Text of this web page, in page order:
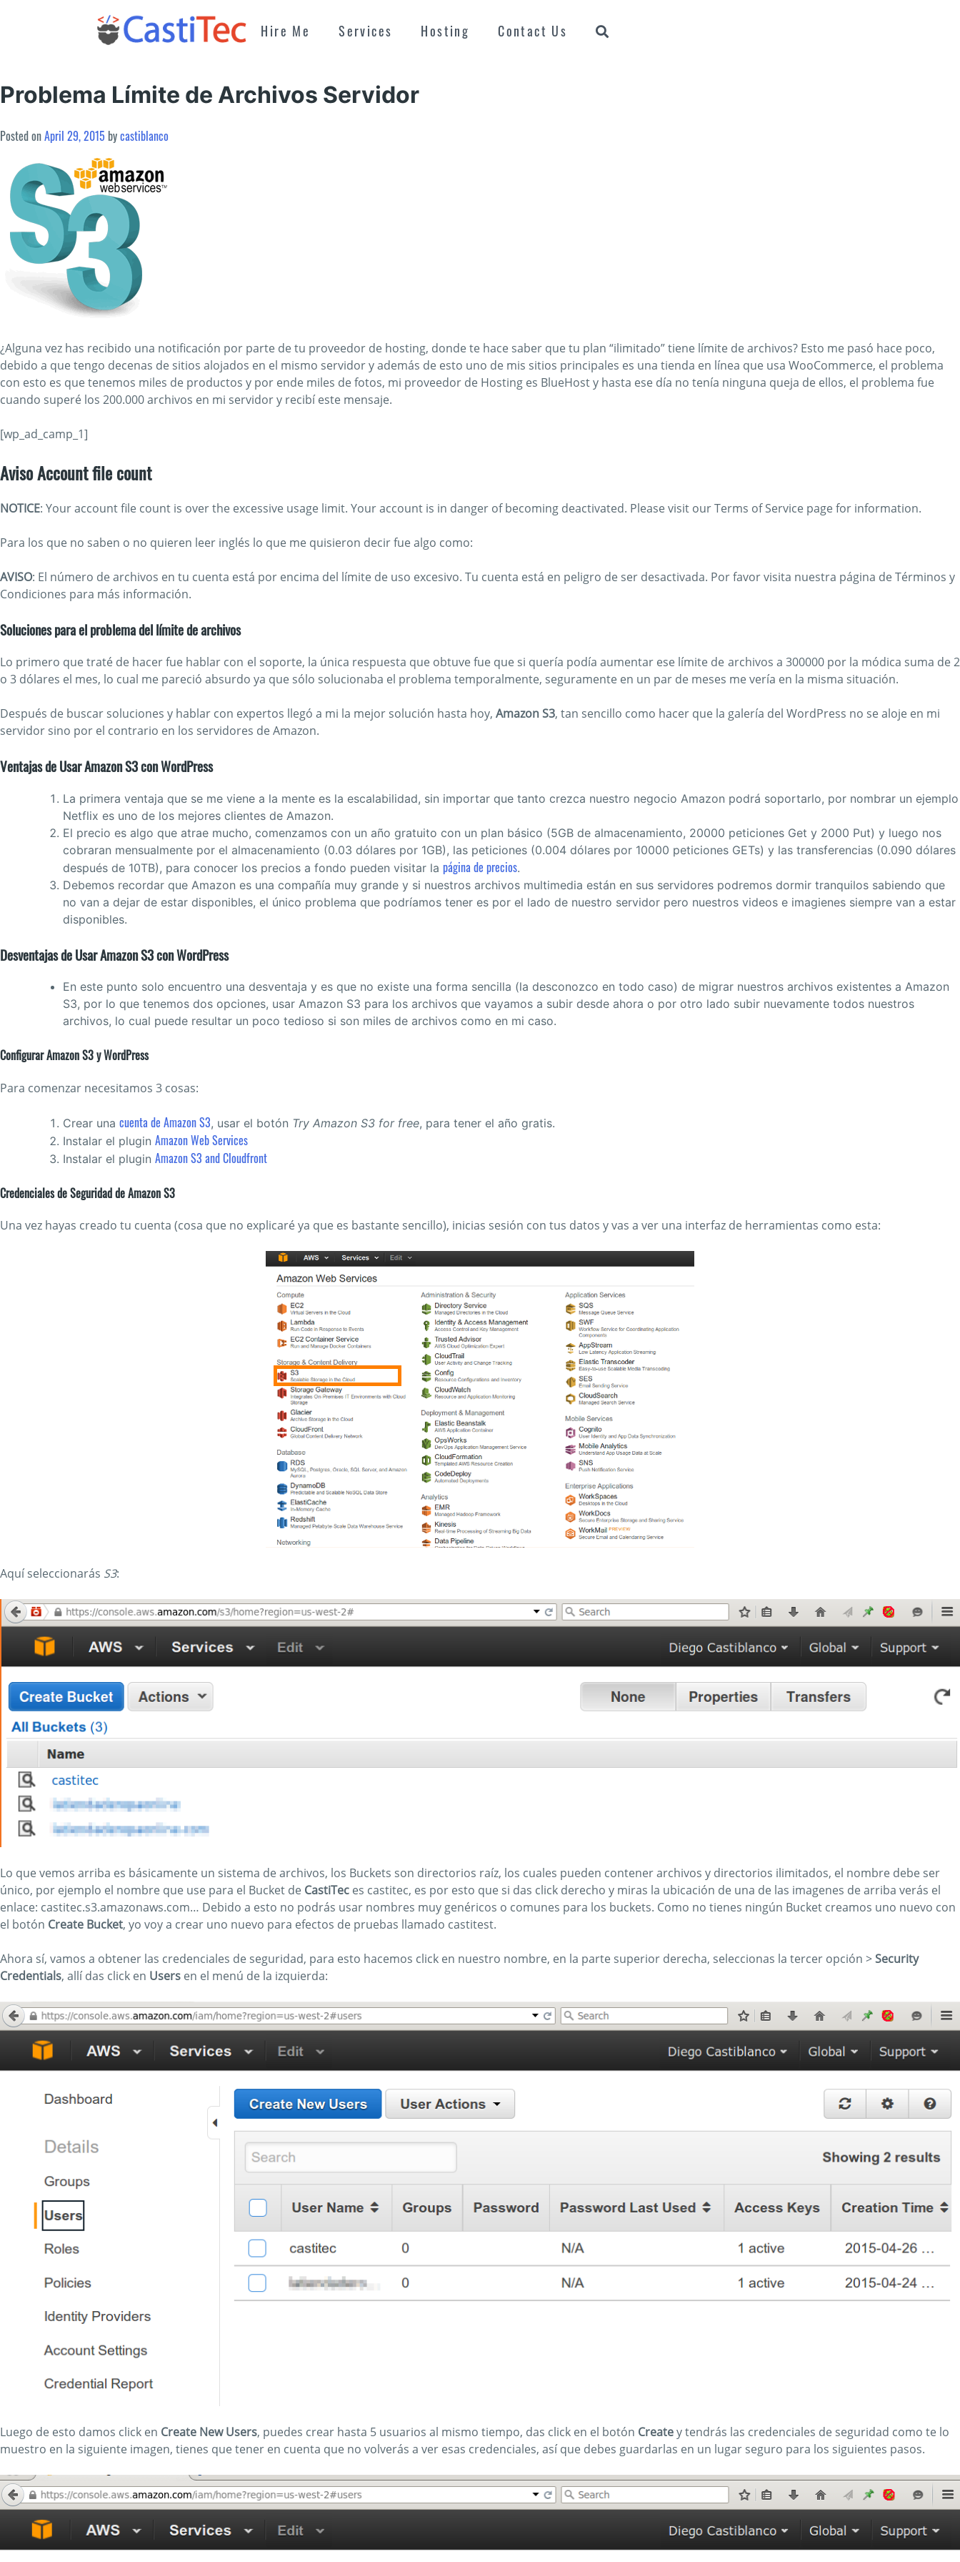
Hire Me Services Hosting Contact Us
Problema Límite de Archivos Servidor
Posted onApril 29, 2015 bycastiblanco
¿Alguna vez has recibido una notificación por parte de tu proveedor de hosting, donde te hace saber que tu plan “ilimitado” tiene límite de archivos? Esto me pasó hace poco,
debido a que tengo decenas de sitios alojados en el mismo servidor y además de esto uno de mis sitios principales es una tienda en línea que usa WooCommerce, el problema
con esto es que tenemos miles de productos y por ende miles de fotos, mi proveedor de Hosting es BlueHost y hasta ese día no tenía ninguna queja de ellos, el problema fue
cuando superé los 200.000 archivos en mi servidor y recibí este mensaje.
[wp_ad_camp_1]
Aviso Account file count
NOTICE: Your account file count is over the excessive usage limit. Your account is in danger of becoming deactivated. Please visit our Terms of Service page for information.
Para los que no saben o no quieren leer inglés lo que me quisieron decir fue algo como:
AVISO: El número de archivos en tu cuenta está por encima del límite de uso excesivo. Tu cuenta está en peligro de ser desactivada. Por favor visita nuestra página de Términos y
Condiciones para más información.
Soluciones para el problema del límite de archivos
Lo primero que traté de hacer fue hablar con el soporte, la única respuesta que obtuve fue que si quería podía aumentar ese límite de archivos a 300000 por la módica suma de 2
o 3 dólares el mes, lo cual me pareció absurdo ya que sólo solucionaba el problema temporalmente, seguramente en un par de meses me vería en la misma situación.
Después de buscar soluciones y hablar con expertos llegó a mi la mejor solución hasta hoy, Amazon S3, tan sencillo como hacer que la galería del WordPress no se aloje en mi
servidor sino por el contrario en los servidores de Amazon.
Ventajas de Usar Amazon S3 con WordPress
La primera ventaja que se me viene a la mente es la escalabilidad, sin importar que tanto crezca nuestro negocio Amazon podrá soportarlo, por nombrar un ejemplo
Netflix es uno de los mejores clientes de Amazon.
El precio es algo que atrae mucho, comenzamos con un año gratuito con un plan básico (5GB de almacenamiento, 20000 peticiones Get y 2000 Put) y luego nos
cobraran mensualmente por el almacenamiento (0.03 dólares por 1GB), las peticiones (0.004 dólares por 10000 peticiones GETs) y las transferencias (0.090 dólares
después de 10TB), para conocer los precios a fondo pueden visitar la página de precios.
Debemos recordar que Amazon es una compañía muy grande y si nuestros archivos multimedia están en sus servidores podremos dormir tranquilos sabiendo que
no van a dejar de estar disponibles, el único problema que podríamos tener es por el lado de nuestro servidor pero nuestros videos e imagienes siempre van a estar
disponibles.
Desventajas de Usar Amazon S3 con WordPress
En este punto solo encuentro una desventaja y es que no existe una forma sencilla (la desconozco en todo caso) de migrar nuestros archivos existentes a Amazon
S3, por lo que tenemos dos opciones, usar Amazon S3 para los archivos que vayamos a subir desde ahora o por otro lado subir nuevamente todos nuestros
archivos, lo cual puede resultar un poco tedioso si son miles de archivos como en mi caso.
Configurar Amazon S3 y WordPress
Para comenzar necesitamos 3 cosas:
Crear una cuenta de Amazon S3, usar el botón Try Amazon S3 for free, para tener el año gratis.
Instalar el plugin Amazon Web Services
Instalar el plugin Amazon S3 and Cloudfront
Credenciales de Seguridad de Amazon S3
Una vez hayas creado tu cuenta (cosa que no explicaré ya que es bastante sencillo), inicias sesión con tus datos y vas a ver una interfaz de herramientas como esta:
Aquí seleccionarás S3:
Lo que vemos arriba es básicamente un sistema de archivos, los Buckets son directorios raíz, los cuales pueden contener archivos y directorios ilimitados, el nombre debe ser
único, por ejemplo el nombre que use para el Bucket de CastiTec es castitec, es por esto que si das click derecho y miras la ubicación de una de las imagenes de arriba verás el
enlace: castitec.s3.amazonaws.com… Debido a esto no podrás usar nombres muy genéricos o comunes para los buckets. Como no tienes ningún Bucket creamos uno nuevo con
el botón Create Bucket, yo voy a crear uno nuevo para efectos de pruebas llamado castitest.
Ahora sí, vamos a obtener las credenciales de seguridad, para esto hacemos click en nuestro nombre, en la parte superior derecha, seleccionas la tercer opción >Security
Credentials, allí das click en Users en el menú de la izquierda:
Luego de esto damos click en Create New Users, puedes crear hasta 5 usuarios al mismo tiempo, das click en el botón Createy tendrás las credenciales de seguridad como te lo
muestro en la siguiente imagen, tienes que tener en cuenta que no volverás a ver esas credenciales, así que debes guardarlas en un lugar seguro para los siguientes pasos.